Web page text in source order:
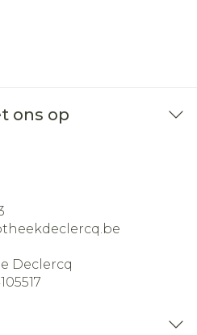
ons op
Declercq